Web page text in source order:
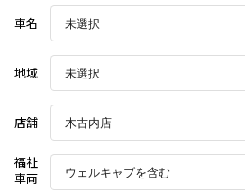
車名
地域
店舗
福祉
車両